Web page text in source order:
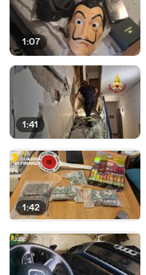
1:07
1:41
1:42